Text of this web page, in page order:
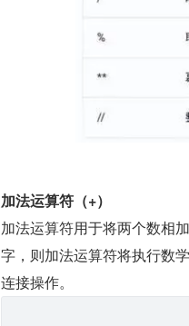
加法运算符（+）
加法运算符用于将两个数相
字，则加法运算符将执行数
连接操作。